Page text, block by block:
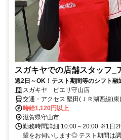
スガキヤでの店舗スタッフ_
週2日～OK！テスト期間等のシフト融
スガキヤ ピエリ守山店
交通・アクセス 堅田(ＪＲ湖西線)
時給1,120円以上
滋賀県守山市
勤務時間詳細 10:00～20:00 ※1日
望をお伺いします◎ テスト期間は調